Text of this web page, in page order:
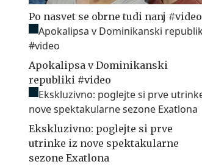
Po nasvet se obrne tudi nanj #video
Apokalipsa v Dominikanski
republiki #video
Ekskluzivno: poglejte si prve
utrinke iz nove spektakularne
sezone Exatlona